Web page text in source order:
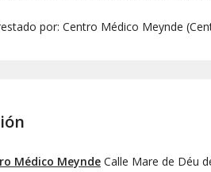
por: Centro Médico Meynde
Médico Meynde Calle Mare de Déu